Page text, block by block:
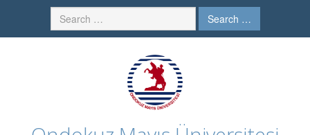
Search …